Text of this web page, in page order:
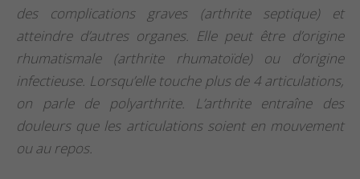
des complications graves (arthrite septique) et
atteindre d’autres organes. Elle peut être d’origine
rhumatismale (arthrite rhumatoïde) ou d’origine
infectieuse. Lorsqu’elle touche plus de 4 articulations,
on parle de polyarthrite. L’arthrite entraîne des
douleurs que les articulations soient en mouvement
ou au repos.
Propriétés et Vertus
de la Sugilite
Propriétés et
de l’héliodore